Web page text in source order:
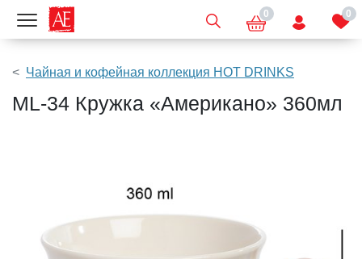
Показать меню 0 0
Чайная и кофейная коллекция HOT DRINKS
ML-34 Кружка «Американо» 360мл